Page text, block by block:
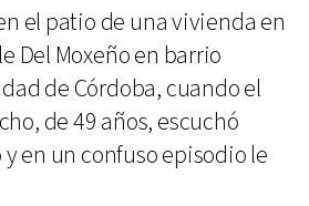
el patio de una vivienda en
Del Moxeño en barrio
de Córdoba, cuando el
de 49 años, escuchó
en un confuso episodio le